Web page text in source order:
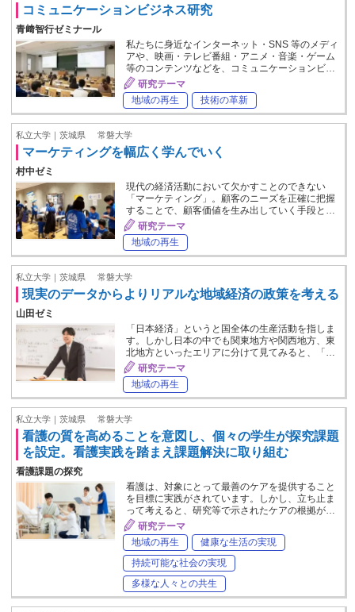
コミュニケーションビジネス研究
青﨑智行ゼミナール
私たちに身近なインターネット・SNS 等のメディ
アや、映画・テレビ番組・アニメ・音楽・ゲーム
等のコンテンツなどを、コミュニケーションビ…
研究テーマ
地域の再生
技術の革新
私立大学｜茨城県 常磐大学
マーケティングを幅広く学んでいく
村中ゼミ
現代の経済活動において欠かすことのできない
「マーケティング」。顧客のニーズを正確に把握
することで、顧客価値を生み出していく手段と…
研究テーマ
地域の再生
私立大学｜茨城県 常磐大学
現実のデータからよりリアルな地域経済の政策を考える
山田ゼミ
「日本経済」というと国全体の生産活動を指しま
す。しかし日本の中でも関東地方や関西地方、東
北地方といったエリアに分けて見てみると、「…
研究テーマ
地域の再生
私立大学｜茨城県 常磐大学
看護の質を高めることを意図し、個々の学生が探究課題
を設定。看護実践を踏まえ課題解決に取り組む
看護課題の探究
看護は、対象にとって最善のケアを提供すること
を目標に実践がされています。しかし、立ち止ま
って考えると、研究等で示されたケアの根拠が…
研究テーマ
地域の再生
健康な生活の実現
持続可能な社会の実現
多様な人々との共生